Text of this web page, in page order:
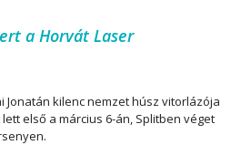
a Horvát Laser
Jonatán kilenc nemzet húsz vitorlázója
első a március 6-án, Splitben véget